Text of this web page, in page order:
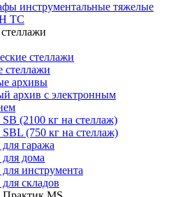
инструментальные тяжелые
TC
стеллажи
стеллажи
архивы
архив с электронным
(2100 кг на стеллаж)
(750 кг на стеллаж)
гаража
дома
инструмента
складов